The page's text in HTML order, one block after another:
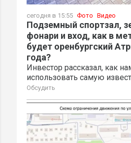
сегодня в 15:55 Фото Видео
Подземный спортзал,
фонари и вход, как в
будет оренбургский
года?
Инвестор рассказал, как
использовать самую
Обсудить